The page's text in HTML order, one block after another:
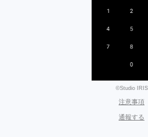
©Studio IRIS
注意事項
通報する